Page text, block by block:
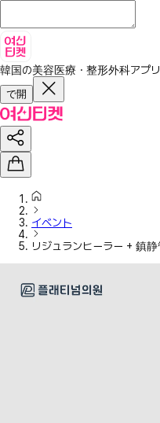
韓国の美容医療・整形外科アプリ
で開
イベント
リジュランヒーラー + 鎮